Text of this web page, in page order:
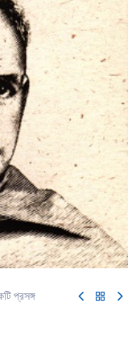
প্রসঙ্গ